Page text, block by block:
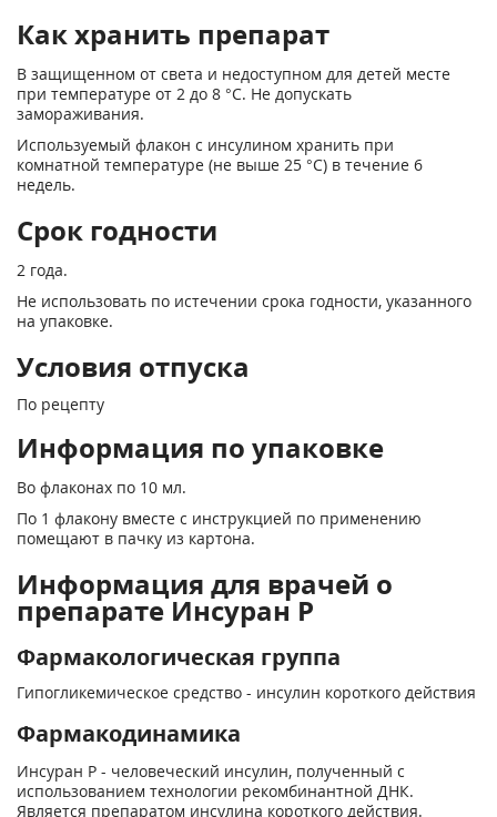
Как хранить препарат
В защищенном от света и недоступном для детей месте
при температуре от 2 до 8 °С. Не допускать
замораживания.
Используемый флакон с инсулином хранить при
комнатной температуре (не выше 25 °С) в течение 6
недель.
Срок годности
2 года.
Не использовать по истечении срока годности, указанного
на упаковке.
Условия отпуска
По рецепту
Информация по упаковке
Во флаконах по 10 мл.
По 1 флакону вместе с инструкцией по применению
помещают в пачку из картона.
Информация для врачей о
препарате Инсуран Р
Фармакологическая группа
Гипогликемическое средство - инсулин короткого действия
Фармакодинамика
Инсуран Р - человеческий инсулин, полученный с
использованием технологии рекомбинантной ДНК.
Является препаратом инсулина короткого действия.